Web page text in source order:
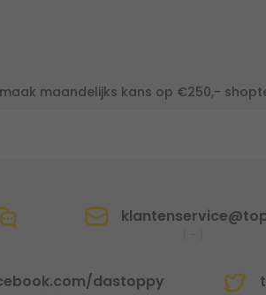
maandelijks kans op €250,-
dastoppy